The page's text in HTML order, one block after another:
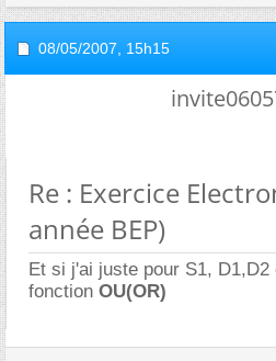
08/05/2007, 15h15
Re : Exercice
année BEP)
Et si j'ai juste pour S1, D1,D2
fonction OU(OR)